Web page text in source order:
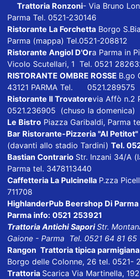
Trattoria Ronzoni- Via Bruno
Parma Tel. 0521-230146
Ristorante La Forchetta Borgo
Parma (mappa) Tel.0521-208812
Ristorante Angiol D'Ora Parma in
Vicolo Scutellari, 1 Tel. 0521
RISTORANTE OMBRE ROSSE B.go
43121 PARMA Tel. 0521.289575
Ristorante Il Trovatorevia Affò n.2
0521.236905 (chuso la domenica)
Le Bistro Piazza Garibaldi, Parma
Bar Ristorante-Pizzeria "Al Petitot"
(davanti allo stadio Tardini) Tel.
Bastian Contrario Str. Inzani 34/A
Parma tel. 3478113440
Caffetteria La Pulcinella P.zza
711708
HighlanderPub Beershop Di Parma
Parma info: 0521 253921
Trattoria Antichi SaporiStr.
Gaione - Parma Tel. 0521 64 81 65
Rangon Trattoria tipica
Borgo delle Colonne, 26 tel. 0521-
Trattoria Scarica Via Martinella,